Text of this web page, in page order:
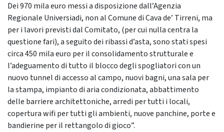
Dei 970 mila euro messi a disposizione dall’Agenzia
Regionale Universiadi, non al Comune di Cava de’ Tirreni, ma
per i lavori previsti dal Comitato, (per cui nulla centra la
questione fari), a seguito dei ribassi d’asta, sono stati spesi
circa 450 mila euro per il consolidamento strutturale e
l’adeguamento di tutto il blocco degli spogliatori con un
nuovo tunnel di accesso al campo, nuovi bagni, una sala per
la stampa, impianto di aria condizionata, abbattimento
delle barriere architettoniche, arredi per tutti i locali,
copertura wifi per tutti gli ambienti, nuove panchine, porte e
bandierine per il rettangolo di gioco”.